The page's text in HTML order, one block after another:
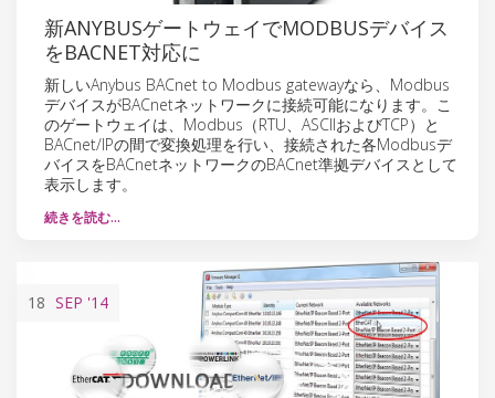
新ANYBUSゲートウェイでMODBUSデバイス
をBACNET対応に
新しいAnybus BACnet to Modbus gatewayなら、Modbus
デバイスがBACnetネットワークに接続可能になります。こ
のゲートウェイは、Modbus（RTU、ASCIIおよびTCP）と
BACnet/IPの間で変換処理を行い、接続された各Modbusデ
バイスをBACnetネットワークのBACnet準拠デバイスとして
表示します。
続きを読む…
18 SEP '14